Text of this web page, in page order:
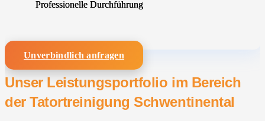
Professionelle Durchführung
Unverbindlich anfragen
Unser Leistungsportfolio im Bereich
der Tatortreinigung Schwentinental